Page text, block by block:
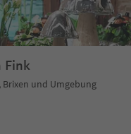
Fink
Brixen und Umgebung